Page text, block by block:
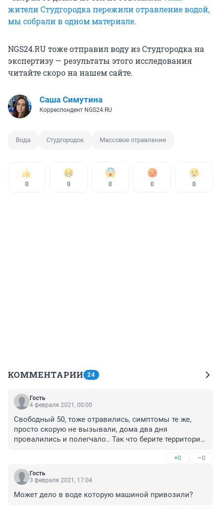
жители Студгородка пережили отравление водой,
мы собрали в одном материале.
NGS24.RU тоже отправил воду из Студгородка на
экспертизу — результаты этого исследования
читайте скоро на нашем сайте.
Саша Симутина
Корреспондент NGS24.RU
Вода Студгородок Массовое отравление
0 0 0 0 0
КОММЕНТАРИИ 24
Гость
4 февраля 2021, 00:00
Свободный 50, тоже отравились, симптомы те же,
просто скорую не вызывали, дома два дня
провалились и полегчало.. Так что берите территорию
сколько ещё людей скорую не вызывали как мы??
+0 –0
Гость
3 февраля 2021, 17:04
Может дело в воде которую машиной привозили?